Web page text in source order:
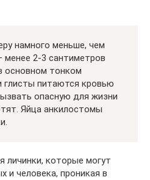
намного меньше, чем
менее 2-3 сантиметров
основном тонком
глисты питаются кровью
опасную для жизни
Яйца анкилостомы
личинки, которые могут
и человека, проникая в